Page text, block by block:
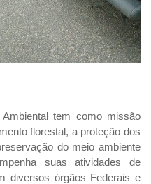
tem como missão
florestal, a proteção dos
do meio ambiente
suas atividades de
diversos órgãos Federais e